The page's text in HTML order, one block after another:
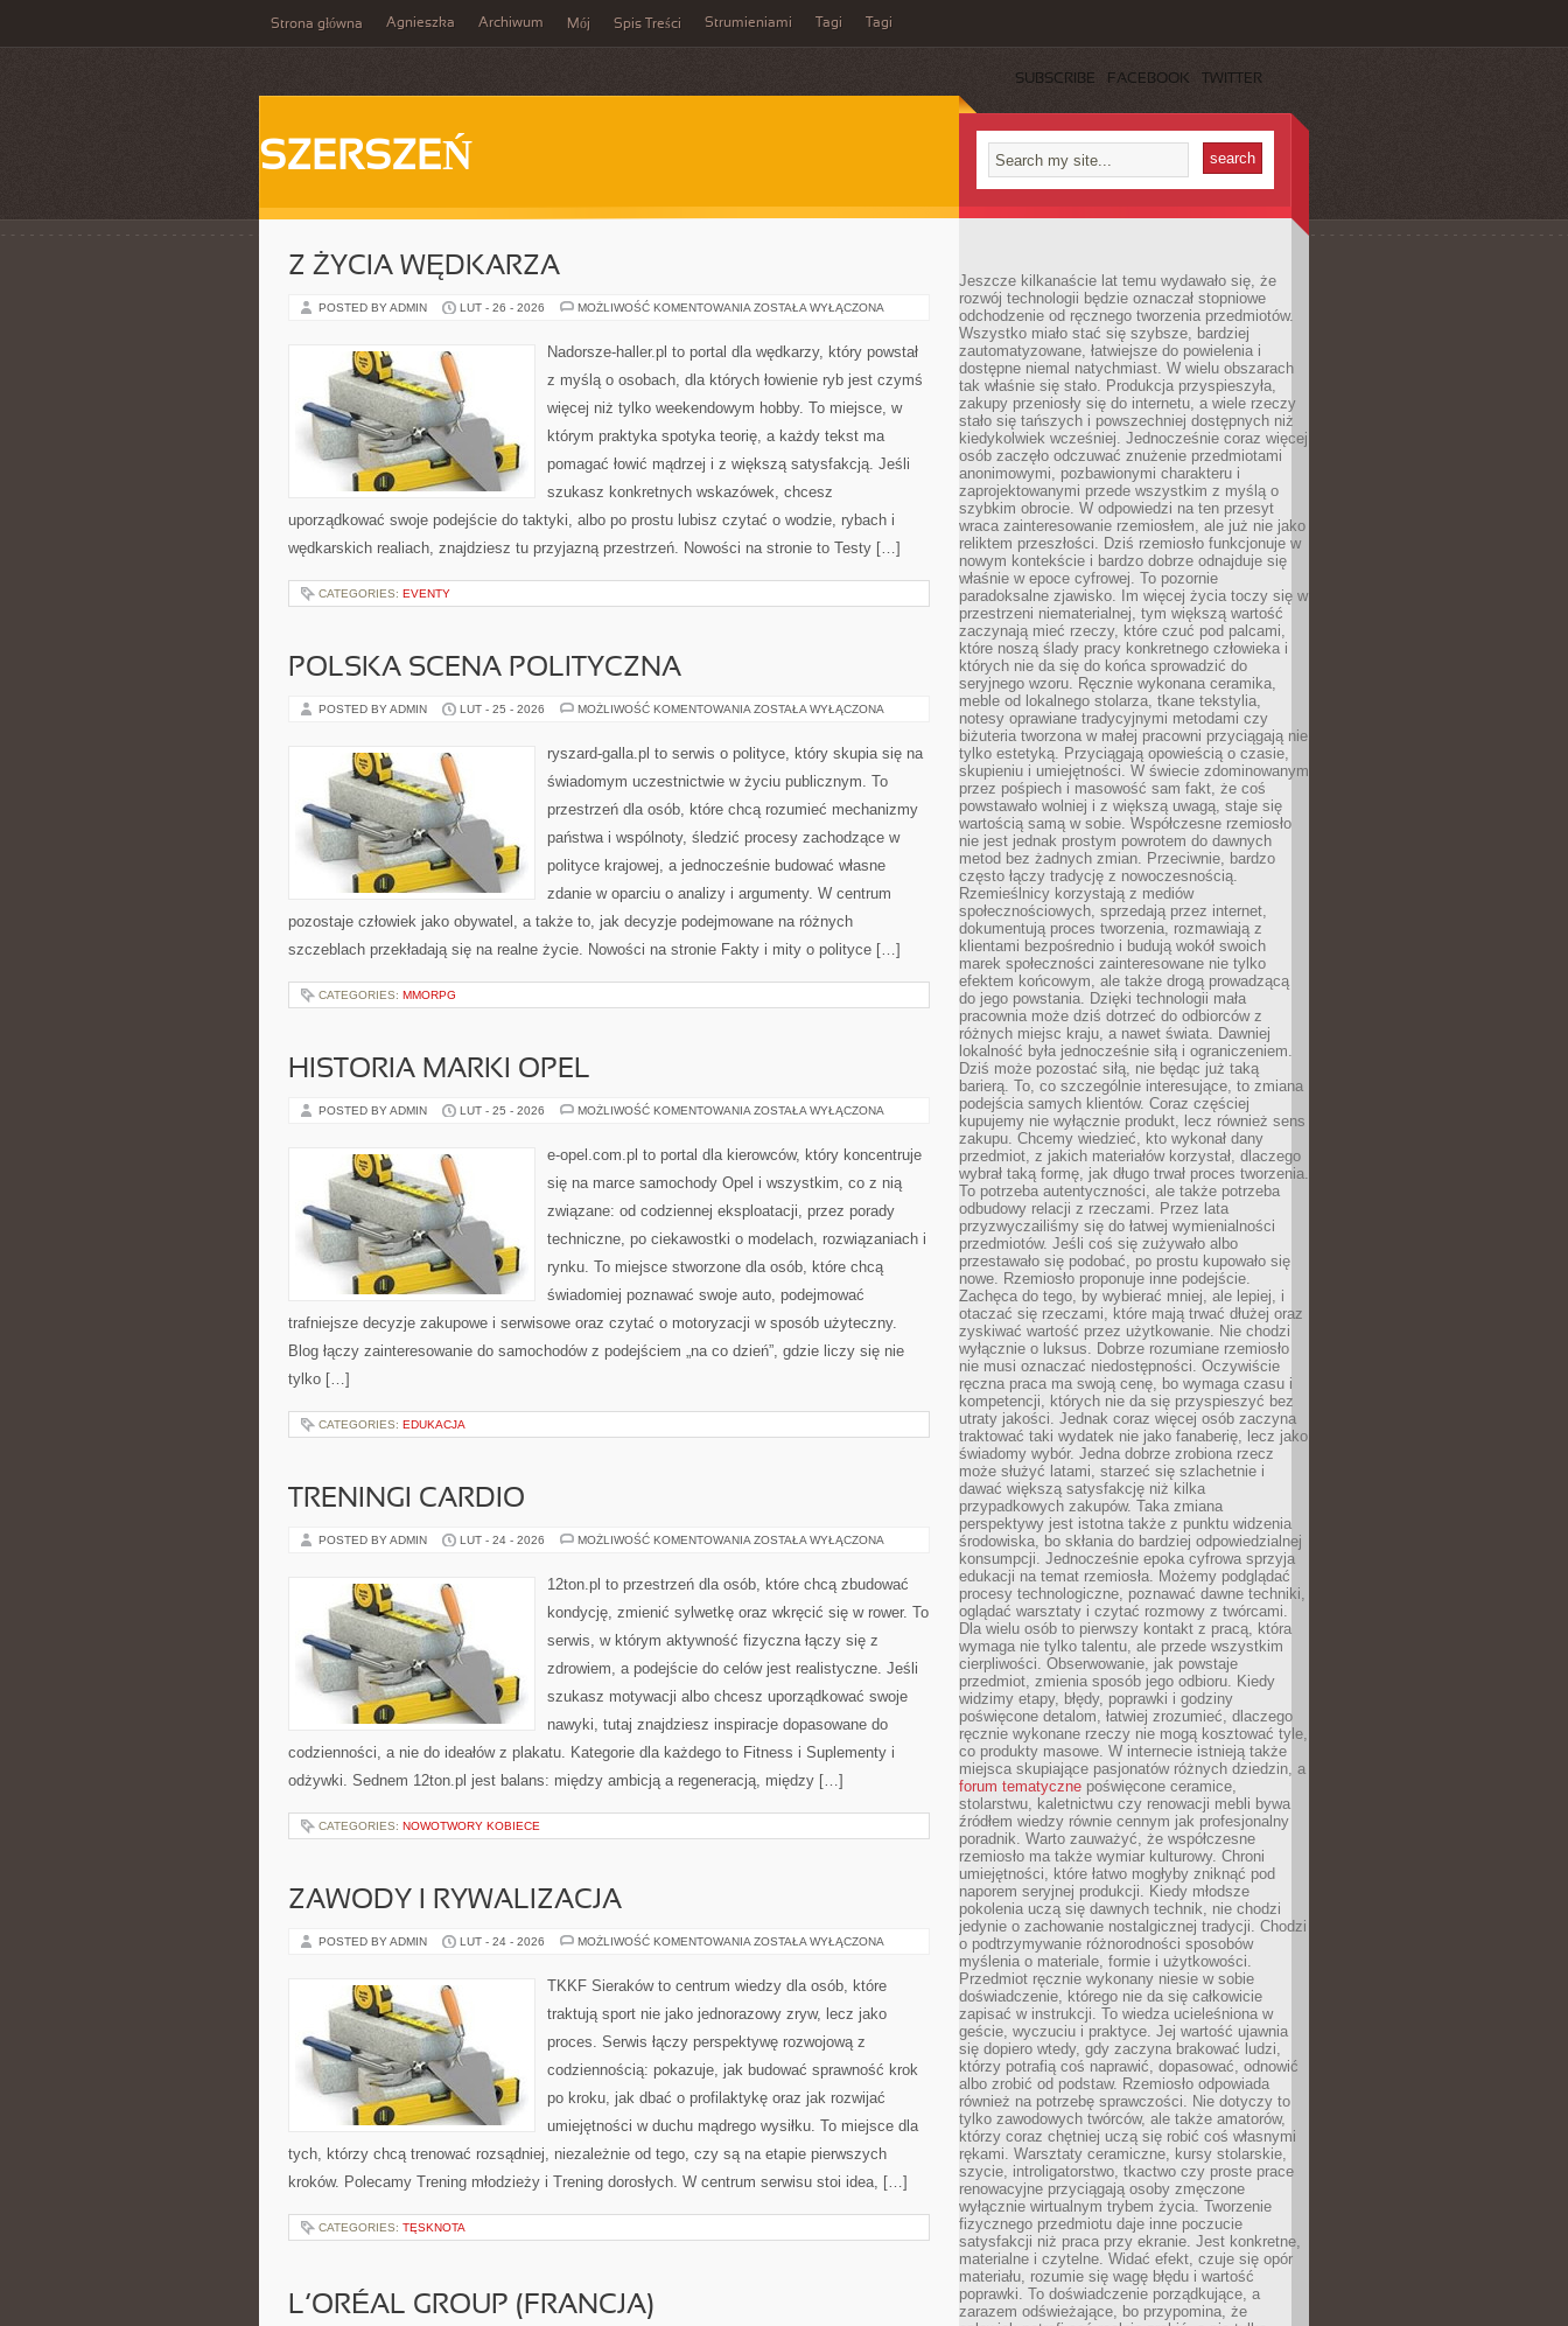
Strona główna Agnieszka Archiwum Mój Spis Treści Strumieniami Tagi Tagi
SUBSCRIBE FACEBOOK TWITTER
SZERSZEŃ
Z ŻYCIA WĘDKARZA
POSTED BY ADMIN LUT - 26 - 2026 MOŻLIWOŚĆ KOMENTOWANIA Z
ZOSTAŁA WYŁĄCZONA
Nadorsze-haller.pl to portal dla wędkarzy, który powstał
z myślą o osobach, dla których łowienie ryb jest czymś
więcej niż tylko weekendowym hobby. To miejsce, w
którym praktyka spotyka teorię, a każdy tekst ma
pomagać łowić mądrzej i z większą satysfakcją. Jeśli
szukasz konkretnych wskazówek, chcesz
uporządkować swoje podejście do taktyki, albo po prostu lubisz czytać o wodzie, rybach i
wędkarskich realiach, znajdziesz tu przyjazną przestrzeń. Nowości na stronie to Testy […]
CATEGORIES: EVENTY
POLSKA SCENA POLITYCZNA
POSTED BY ADMIN LUT - 25 - 2026 MOŻLIWOŚĆ KOMENTOWANIA POLSKA
ZOSTAŁA WYŁĄCZONA
ryszard-galla.pl to serwis o polityce, który skupia się na
świadomym uczestnictwie w życiu publicznym. To
przestrzeń dla osób, które chcą rozumieć mechanizmy
państwa i wspólnoty, śledzić procesy zachodzące w
polityce krajowej, a jednocześnie budować własne
zdanie w oparciu o analizy i argumenty. W centrum
pozostaje człowiek jako obywatel, a także to, jak decyzje podejmowane na różnych
szczeblach przekładają się na realne życie. Nowości na stronie Fakty i mity o polityce […]
CATEGORIES: MMORPG
HISTORIA MARKI OPEL
POSTED BY ADMIN LUT - 25 - 2026 MOŻLIWOŚĆ KOMENTOWANIA HISTORIA
ZOSTAŁA WYŁĄCZONA
e-opel.com.pl to portal dla kierowców, który koncentruje
się na marce samochody Opel i wszystkim, co z nią
związane: od codziennej eksploatacji, przez porady
techniczne, po ciekawostki o modelach, rozwiązaniach i
rynku. To miejsce stworzone dla osób, które chcą
świadomiej poznawać swoje auto, podejmować
trafniejsze decyzje zakupowe i serwisowe oraz czytać o motoryzacji w sposób użyteczny.
Blog łączy zainteresowanie do samochodów z podejściem „na co dzień”, gdzie liczy się nie
tylko […]
CATEGORIES: EDUKACJA
TRENINGI CARDIO
POSTED BY ADMIN LUT - 24 - 2026 MOŻLIWOŚĆ KOMENTOWANIA TRENINGI
ZOSTAŁA WYŁĄCZONA
12ton.pl to przestrzeń dla osób, które chcą zbudować
kondycję, zmienić sylwetkę oraz wkręcić się w rower. To
serwis, w którym aktywność fizyczna łączy się z
zdrowiem, a podejście do celów jest realistyczne. Jeśli
szukasz motywacji albo chcesz uporządkować swoje
nawyki, tutaj znajdziesz inspiracje dopasowane do
codzienności, a nie do ideałów z plakatu. Kategorie dla każdego to Fitness i Suplementy i
odżywki. Sednem 12ton.pl jest balans: między ambicją a regeneracją, między […]
CATEGORIES: NOWOTWORY KOBIECE
ZAWODY I RYWALIZACJA
POSTED BY ADMIN LUT - 24 - 2026 MOŻLIWOŚĆ KOMENTOWANIA ZAWODY
ZOSTAŁA WYŁĄCZONA
TKKF Sieraków to centrum wiedzy dla osób, które
traktują sport nie jako jednorazowy zryw, lecz jako
proces. Serwis łączy perspektywę rozwojową z
codziennością: pokazuje, jak budować sprawność krok
po kroku, jak dbać o profilaktykę oraz jak rozwijać
umiejętności w duchu mądrego wysiłku. To miejsce dla
tych, którzy chcą trenować rozsądniej, niezależnie od tego, czy są na etapie pierwszych
kroków. Polecamy Trening młodzieży i Trening dorosłych. W centrum serwisu stoi idea, […]
CATEGORIES: TĘSKNOTA
L’ORÉAL GROUP (FRANCJA)
Jeszcze kilkanaście lat temu wydawało się, że
rozwój technologii będzie oznaczał stopniowe
odchodzenie od ręcznego tworzenia przedmiotów.
Wszystko miało stać się szybsze, bardziej
zautomatyzowane, łatwiejsze do powielenia i
dostępne niemal natychmiast. W wielu obszarach
tak właśnie się stało. Produkcja przyspieszyła,
zakupy przeniosły się do internetu, a wiele rzeczy
stało się tańszych i powszechniej dostępnych niż
kiedykolwiek wcześniej. Jednocześnie coraz więcej
osób zaczęło odczuwać znużenie przedmiotami
anonimowymi, pozbawionymi charakteru i
zaprojektowanymi przede wszystkim z myślą o
szybkim obrocie. W odpowiedzi na ten przesyt
wraca zainteresowanie rzemiosłem, ale już nie jako
reliktem przeszłości. Dziś rzemiosło funkcjonuje w
nowym kontekście i bardzo dobrze odnajduje się
właśnie w epoce cyfrowej. To pozornie
paradoksalne zjawisko. Im więcej życia toczy się w
przestrzeni niematerialnej, tym większą wartość
zaczynają mieć rzeczy, które czuć pod palcami,
które noszą ślady pracy konkretnego człowieka i
których nie da się do końca sprowadzić do
seryjnego wzoru. Ręcznie wykonana ceramika,
meble od lokalnego stolarza, tkane tekstylia,
notesy oprawiane tradycyjnymi metodami czy
biżuteria tworzona w małej pracowni przyciągają nie
tylko estetyką. Przyciągają opowieścią o czasie,
skupieniu i umiejętności. W świecie zdominowanym
przez pośpiech i masowość sam fakt, że coś
powstawało wolniej i z większą uwagą, staje się
wartością samą w sobie. Współczesne rzemiosło
nie jest jednak prostym powrotem do dawnych
metod bez żadnych zmian. Przeciwnie, bardzo
często łączy tradycję z nowoczesnością.
Rzemieślnicy korzystają z mediów
społecznościowych, sprzedają przez internet,
dokumentują proces tworzenia, rozmawiają z
klientami bezpośrednio i budują wokół swoich
marek społeczności zainteresowane nie tylko
efektem końcowym, ale także drogą prowadzącą
do jego powstania. Dzięki technologii mała
pracownia może dziś dotrzeć do odbiorców z
różnych miejsc kraju, a nawet świata. Dawniej
lokalność była jednocześnie siłą i ograniczeniem.
Dziś może pozostać siłą, nie będąc już taką
barierą. To, co szczególnie interesujące, to zmiana
podejścia samych klientów. Coraz częściej
kupujemy nie wyłącznie produkt, lecz również sens
zakupu. Chcemy wiedzieć, kto wykonał dany
przedmiot, z jakich materiałów korzystał, dlaczego
wybrał taką formę, jak długo trwał proces tworzenia.
To potrzeba autentyczności, ale także potrzeba
odbudowy relacji z rzeczami. Przez lata
przyzwyczailiśmy się do łatwej wymienialności
przedmiotów. Jeśli coś się zużywało albo
przestawało się podobać, po prostu kupowało się
nowe. Rzemiosło proponuje inne podejście.
Zachęca do tego, by wybierać mniej, ale lepiej, i
otaczać się rzeczami, które mają trwać dłużej oraz
zyskiwać wartość przez użytkowanie. Nie chodzi
wyłącznie o luksus. Dobrze rozumiane rzemiosło
nie musi oznaczać niedostępności. Oczywiście
ręczna praca ma swoją cenę, bo wymaga czasu i
kompetencji, których nie da się przyspieszyć bez
utraty jakości. Jednak coraz więcej osób zaczyna
traktować taki wydatek nie jako fanaberię, lecz jako
świadomy wybór. Jedna dobrze zrobiona rzecz
może służyć latami, starzeć się szlachetnie i
dawać większą satysfakcję niż kilka
przypadkowych zakupów. Taka zmiana
perspektywy jest istotna także z punktu widzenia
środowiska, bo skłania do bardziej odpowiedzialnej
konsumpcji. Jednocześnie epoka cyfrowa sprzyja
edukacji na temat rzemiosła. Możemy podglądać
procesy technologiczne, poznawać dawne techniki,
oglądać warsztaty i czytać rozmowy z twórcami.
Dla wielu osób to pierwszy kontakt z pracą, która
wymaga nie tylko talentu, ale przede wszystkim
cierpliwości. Obserwowanie, jak powstaje
przedmiot, zmienia sposób jego odbioru. Kiedy
widzimy etapy, błędy, poprawki i godziny
poświęcone detalom, łatwiej zrozumieć, dlaczego
ręcznie wykonane rzeczy nie mogą kosztować tyle,
co produkty masowe. W internecie istnieją także
miejsca skupiające pasjonatów różnych dziedzin, a
forum tematyczne poświęcone ceramice,
stolarstwu, kaletnictwu czy renowacji mebli bywa
źródłem wiedzy równie cennym jak profesjonalny
poradnik. Warto zauważyć, że współczesne
rzemiosło ma także wymiar kulturowy. Chroni
umiejętności, które łatwo mogłyby zniknąć pod
naporem seryjnej produkcji. Kiedy młodsze
pokolenia uczą się dawnych technik, nie chodzi
jedynie o zachowanie nostalgicznej tradycji. Chodzi
o podtrzymywanie różnorodności sposobów
myślenia o materiale, formie i użytkowości.
Przedmiot ręcznie wykonany niesie w sobie
doświadczenie, którego nie da się całkowicie
zapisać w instrukcji. To wiedza ucieleśniona w
geście, wyczuciu i praktyce. Jej wartość ujawnia
się dopiero wtedy, gdy zaczyna brakować ludzi,
którzy potrafią coś naprawić, dopasować, odnowić
albo zrobić od podstaw. Rzemiosło odpowiada
również na potrzebę sprawczości. Nie dotyczy to
tylko zawodowych twórców, ale także amatorów,
którzy coraz chętniej uczą się robić coś własnymi
rękami. Warsztaty ceramiczne, kursy stolarskie,
szycie, introligatorstwo, tkactwo czy proste prace
renowacyjne przyciągają osoby zmęczone
wyłącznie wirtualnym trybem życia. Tworzenie
fizycznego przedmiotu daje inne poczucie
satysfakcji niż praca przy ekranie. Jest konkretne,
materialne i czytelne. Widać efekt, czuje się opór
materiału, rozumie się wagę błędu i wartość
poprawki. To doświadczenie porządkujące, a
zarazem odświeżające, bo przypomina, że